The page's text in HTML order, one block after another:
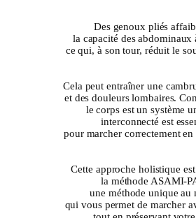
Des genoux pliés
la capacité des abdominaux
ce qui, à son tour, réduit le
Cela peut entraîner une
et des douleurs lombaires.
le corps est un système
interconnecté est
pour marcher correctement en
Cette approche holistique
la méthode ASAMI-
une méthode unique au
qui vous permet de marcher